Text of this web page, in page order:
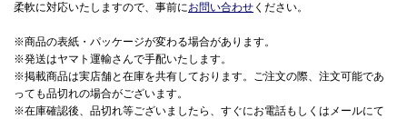
柔軟に対応いたしますので、事前にお問い合わせ ください。
※商品の表紙・パッケージが変わる場合があります。
※発送はヤマト運輸さんで手配いたします。
※掲載商品は実店舗と在庫を共有しております。ご注文の際、注文可能であ
っても品切れの場合がございます。
※在庫確認後、品切れ等ございましたら、すぐにお電話もしくはメールにて